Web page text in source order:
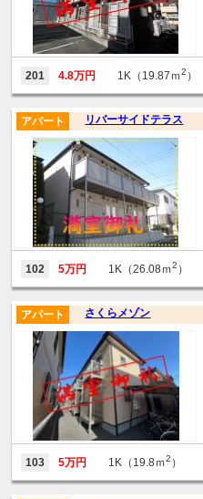
201 4.8万円 1K（19.87ｍ2 ）
リバーサイドテラス
アパート
102 5万円 1K（26.08ｍ2 ）
さくらメゾン
アパート
103 5万円 1K（19.8ｍ2 ）